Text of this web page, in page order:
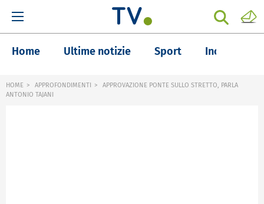
Home Ultime notizie Sport Inchieste
HOME APPROFONDIMENTI
APPROVAZIONE PONTE SULLO STRETTO, PARLA
ANTONIO TAJANI